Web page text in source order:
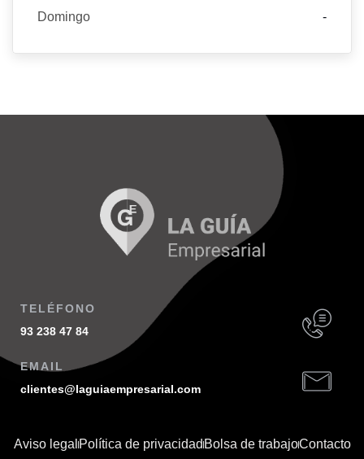
Domingo -
TELÉFONO
93 238 47 84
EMAIL
clientes@laguiaempresarial.com
Aviso legal Política de privacidadBolsa de trabajoContacto